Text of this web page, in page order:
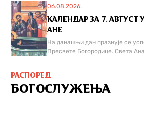
06.08.2026.
КАЛЕНДАР ЗА 7. АВГУСТ
АНЕ
На данашњи дан празнује се
Пресвете Богородице. Света Ана
РАСПОРЕД
БОГОСЛУЖЕЊА